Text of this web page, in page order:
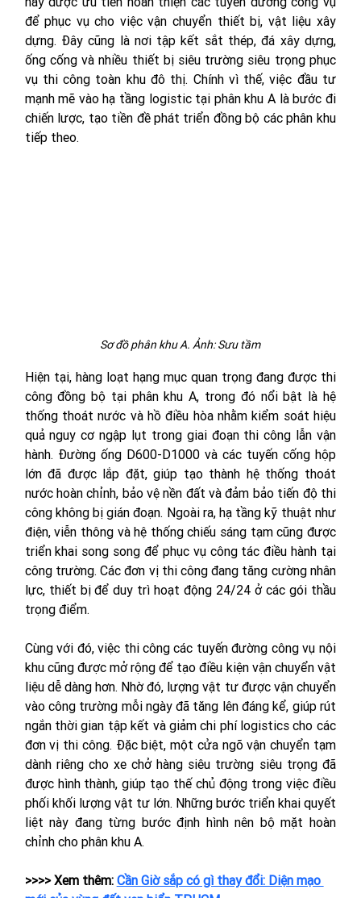
để phục vụ cho việc vận chuyển thiết bị, vật liệu xây
dựng. Đây cũng là nơi tập kết sắt thép, đá xây dựng,
ống cống và nhiều thiết bị siêu trường siêu trọng phục
vụ thi công toàn khu đô thị. Chính vì thế, việc đầu tư
mạnh mẽ vào hạ tầng logistic tại phân khu A là bước đi
chiến lược, tạo tiền đề phát triển đồng bộ các phân khu
tiếp theo.
Sơ đồ phân khu A. Ảnh: Sưu tầm
Hiện tại, hàng loạt hạng mục quan trọng đang được thi
công đồng bộ tại phân khu A, trong đó nổi bật là hệ
thống thoát nước và hồ điều hòa nhằm kiểm soát hiệu
quả nguy cơ ngập lụt trong giai đoạn thi công lẫn vận
hành. Đường ống D600-D1000 và các tuyến cống hộp
lớn đã được lắp đặt, giúp tạo thành hệ thống thoát
nước hoàn chỉnh, bảo vệ nền đất và đảm bảo tiến độ thi
công không bị gián đoạn. Ngoài ra, hạ tầng kỹ thuật như
điện, viễn thông và hệ thống chiếu sáng tạm cũng được
triển khai song song để phục vụ công tác điều hành tại
công trường. Các đơn vị thi công đang tăng cường nhân
lực, thiết bị để duy trì hoạt động 24/24 ở các gói thầu
trọng điểm.
Cùng với đó, việc thi công các tuyến đường công vụ nội
khu cũng được mở rộng để tạo điều kiện vận chuyển vật
liệu dễ dàng hơn. Nhờ đó, lượng vật tư được vận chuyển
vào công trường mỗi ngày đã tăng lên đáng kể, giúp rút
ngắn thời gian tập kết và giảm chi phí logistics cho các
đơn vị thi công. Đặc biệt, một cửa ngõ vận chuyển tạm
dành riêng cho xe chở hàng siêu trường siêu trọng đã
được hình thành, giúp tạo thế chủ động trong việc điều
phối khối lượng vật tư lớn. Những bước triển khai quyết
liệt này đang từng bước định hình nên bộ mặt hoàn
chỉnh cho phân khu A.
>>>> Xem thêm: Cần Giờ sắp có gì thay đổi: Diện mạo